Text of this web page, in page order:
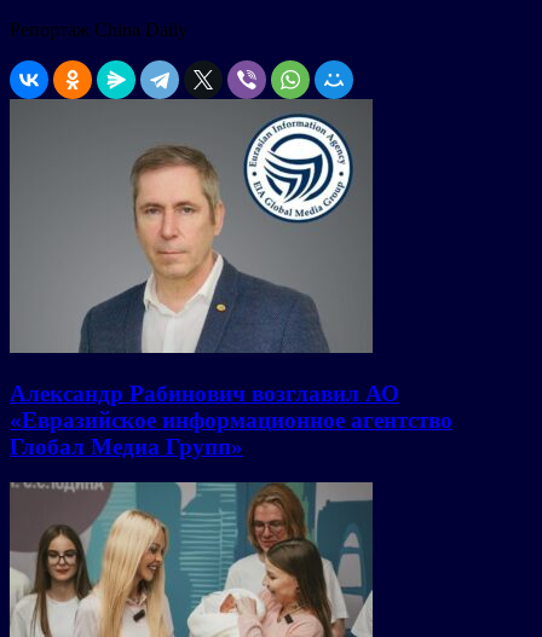
Репортаж China Daily
Александр Рабинович возглавил АО
«Евразийское информационное агентство
Глобал Медиа Групп»